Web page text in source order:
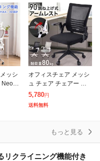
スクチェア
ッシ
NeoFi
ック
ェ
グ機
オフィスチェア メッシ
ュ チェア チェアー 椅
子 昇降 イス 学習椅子
おしゃれ 勉強椅子 デス
クチェア オフィス ワー
5,780円
送料無料
もっと見る
リクライニング機能付き